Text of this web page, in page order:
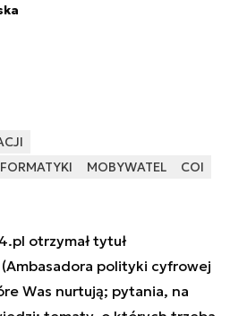
MOBYWATEL COI
otrzymał tytuł
polityki cyfrowej
Was nurtują; pytania, na